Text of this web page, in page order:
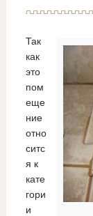
Так
как
это
пом
еще
ние
отно
ситс
я к
кате
гори
и